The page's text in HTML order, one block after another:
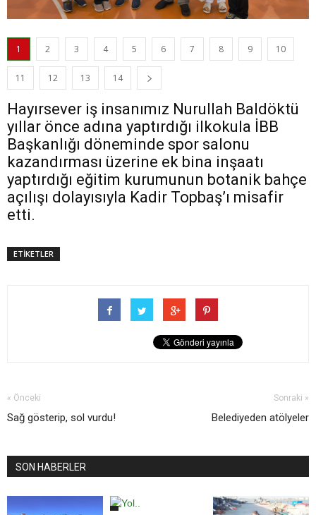
1 2 3 4 5 6 7 8 9 10
11 12 13 14
Hayırsever iş insanımız Nurullah Baldöktü
yıllar önce adına yaptırdığı ilkokula İBB
Başkanlığı döneminde spor salonu
kazandırması üzerine ek bina inşaatı
yaptırdığı eğitim kurumunun botanik bahçe
açılışı dolayısıyla Kadir Topbaş’ı misafir
etti.
ETİKETLER
« Önceki
Sağ gösterip, sol vurdu!
Sonraki »
Belediyeden atölyeler
SON HABERLER